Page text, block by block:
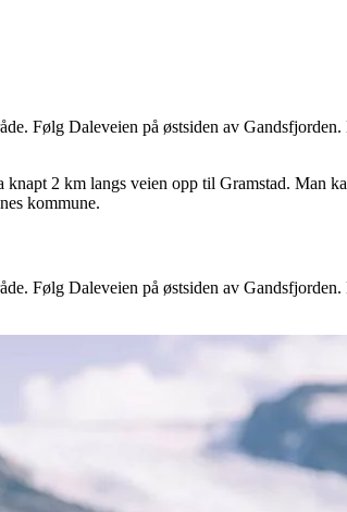
Følg Daleveien på østsiden av
2 km langs veien opp til Gramstad. Man
kommune.
Følg Daleveien på østsiden av